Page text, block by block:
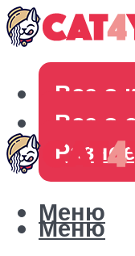
Все о
Все о
Разное
Меню
Меню